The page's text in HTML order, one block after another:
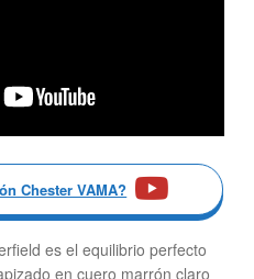
Chester VAMA?
es el equilibrio perfecto
en cuero marrón claro